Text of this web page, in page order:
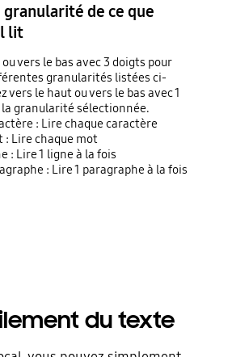
granularité de ce que
lit
vers le bas avec 3 doigts pour
granularités listées ci-
vers le haut ou vers le bas avec 1
granularité sélectionnée.
: Lire chaque caractère
Lire chaque mot
: Lire 1 ligne à la fois
: Lire 1 paragraphe à la fois
du texte